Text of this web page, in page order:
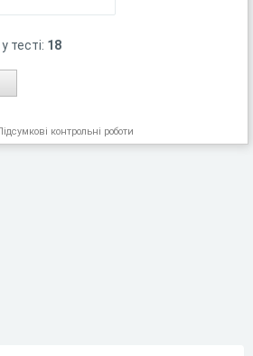
тесті: 18
контрольні роботи